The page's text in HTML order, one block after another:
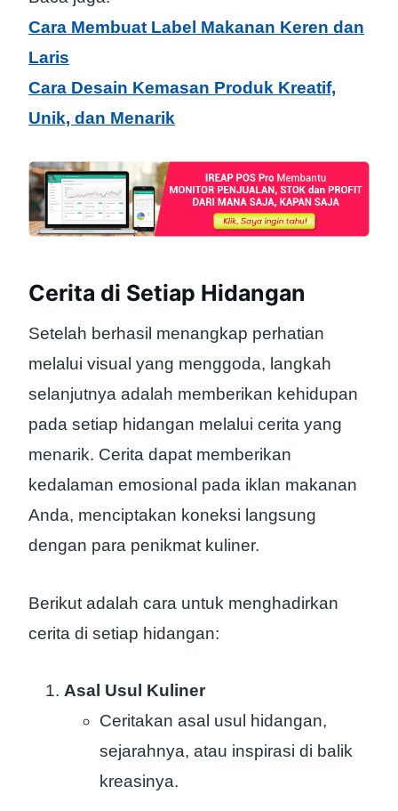
Cara Membuat Label Makanan Keren dan
Laris
Cara Desain Kemasan Produk Kreatif,
Unik, dan Menarik
Cerita di Setiap Hidangan
Setelah berhasil menangkap perhatian
melalui visual yang menggoda, langkah
selanjutnya adalah memberikan kehidupan
pada setiap hidangan melalui cerita yang
menarik. Cerita dapat memberikan
kedalaman emosional pada iklan makanan
Anda, menciptakan koneksi langsung
dengan para penikmat kuliner.
Berikut adalah cara untuk menghadirkan
cerita di setiap hidangan:
Asal Usul Kuliner
Ceritakan asal usul hidangan,
sejarahnya, atau inspirasi di balik
kreasinya.